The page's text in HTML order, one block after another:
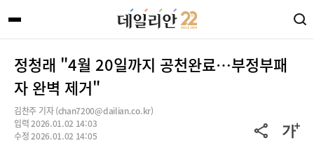
정청래 "4월 20일까지 공천완료…부정부패
자 완벽 제거"
김찬주 기자 (chan7200@dailian.co.kr)
입력 2026.01.02 14:03
수정 2026.01.02 14:05